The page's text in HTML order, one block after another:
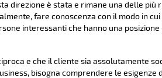
direzione è stata e rimane una delle più
fare conoscenza con il modo in
interessanti che hanno una
e che il cliente sia assolutamente
bisogna comprendere le